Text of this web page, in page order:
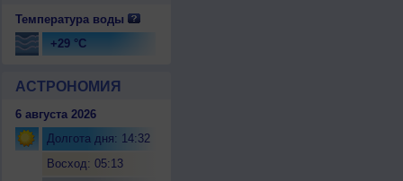
Температура воды
+29 °C
АСТРОНОМИЯ
6 августа 2026
Долгота дня: 14:32
Восход: 05:13